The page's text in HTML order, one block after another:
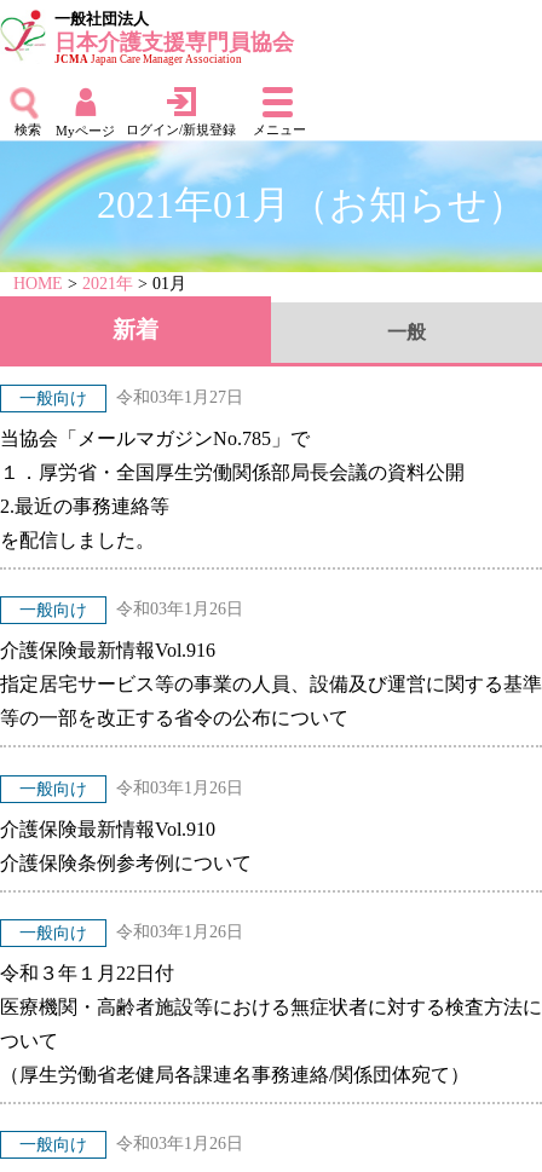
一般社団法人
日本介護支援専門員協会
JCMAJapan Care Manager Association
検索 Myページ ログイン/新規登録 メニュー
2021年01月（お知らせ）
HOME >2021年 > 01月
新着 一般
一般向け 令和03年1月27日
当協会「メールマガジンNo.785」で
１．厚労省・全国厚生労働関係部局長会議の資料公開
2.最近の事務連絡等
を配信しました。
一般向け 令和03年1月26日
介護保険最新情報Vol.916
指定居宅サービス等の事業の人員、設備及び運営に関する基準
等の一部を改正する省令の公布について
一般向け 令和03年1月26日
介護保険最新情報Vol.910
介護保険条例参考例について
一般向け 令和03年1月26日
令和３年１月22日付
医療機関・高齢者施設等における無症状者に対する検査方法に
ついて
（厚生労働省老健局各課連名事務連絡/関係団体宛て）
一般向け 令和03年1月26日